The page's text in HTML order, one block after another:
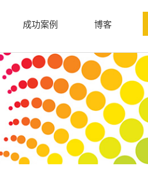
成功案例 博客